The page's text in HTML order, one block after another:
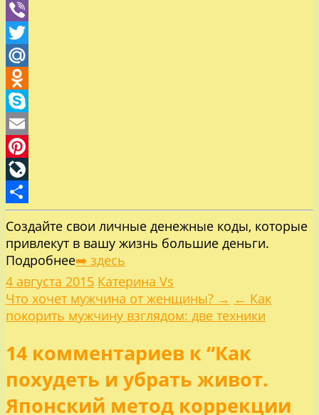
WhatsApp
Viber
Twitter
Mail.Ru
Odnoklassniki
Skype
Email
Pinterest
LiveJournal
Отправить
Создайте свои личные денежные коды, которые
привлекут в вашу жизнь большие деньги.
Подробнее➡️ здесь
4 августа 2015 Катерина Vs
Навигация
по
записям
Что хочет мужчина от женщины? → ← Как
покорить мужчину взглядом: две техники
14 комментариев к “Как
похудеть и убрать живот.
Японский метод коррекции